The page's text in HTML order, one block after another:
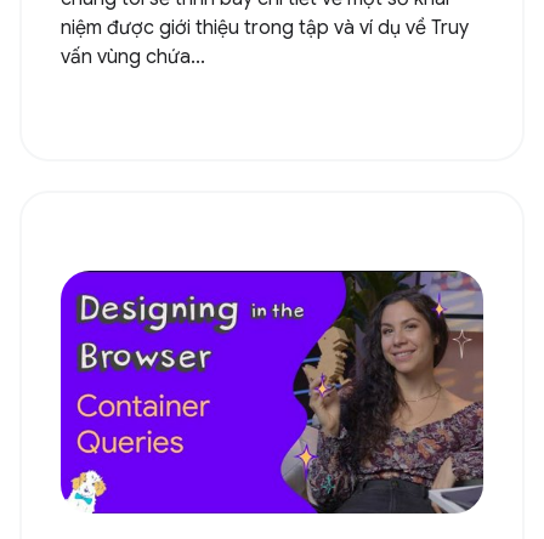
niệm được giới thiệu trong tập và ví dụ về Truy
vấn vùng chứa...